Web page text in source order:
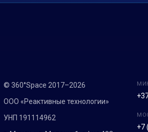
© 360°Space 2017–2026
ООО «Реактивные технологии»
УНП 191114962
+7